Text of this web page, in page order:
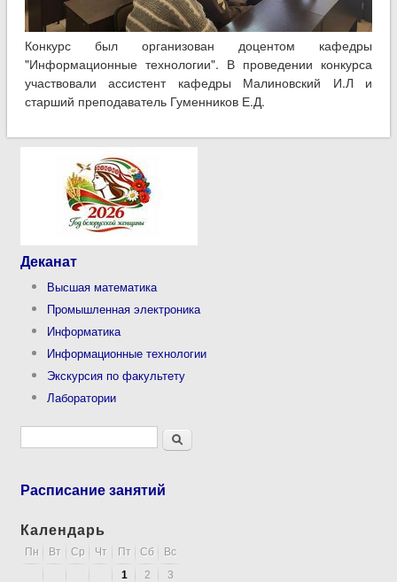
Конкурс был организован доцентом кафедры
"Информационные технологии". В проведении конкурса
участвовали ассистент кафедры Малиновский И.Л и
старший преподаватель Гуменников Е.Д.
Деканат
Высшая математика
Промышленная электроника
Информатика
Информационные технологии
Экскурсия по факультету
Лаборатории
Форма поискаПоиск
Расписание занятий
Календарь
Пн Вт Ср Чт Пт Сб
Вс
1
2
3